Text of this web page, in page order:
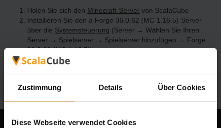
Zustimmung Details Über Cookies
Diese Webseite verwendet Cookies
Holen Sie sich den Minecraft-Server von ScalaCube
Installieren Sie den a Forge 36.0.62 (MC 1.16.5)-Server
über die Systemsteuerung (Server → Wählen Sie Ihren
Server → Spielserver → Spielserver hinzufügen → Forge
36.0.62 (MC 1.16.5))
Viel Spaß beim Spielen auf dem Server!